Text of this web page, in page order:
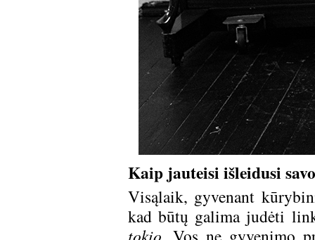
Kaip jauteisi išleidusi
Visąlaik, gyvenant
kad būtų galima judėti
tokio